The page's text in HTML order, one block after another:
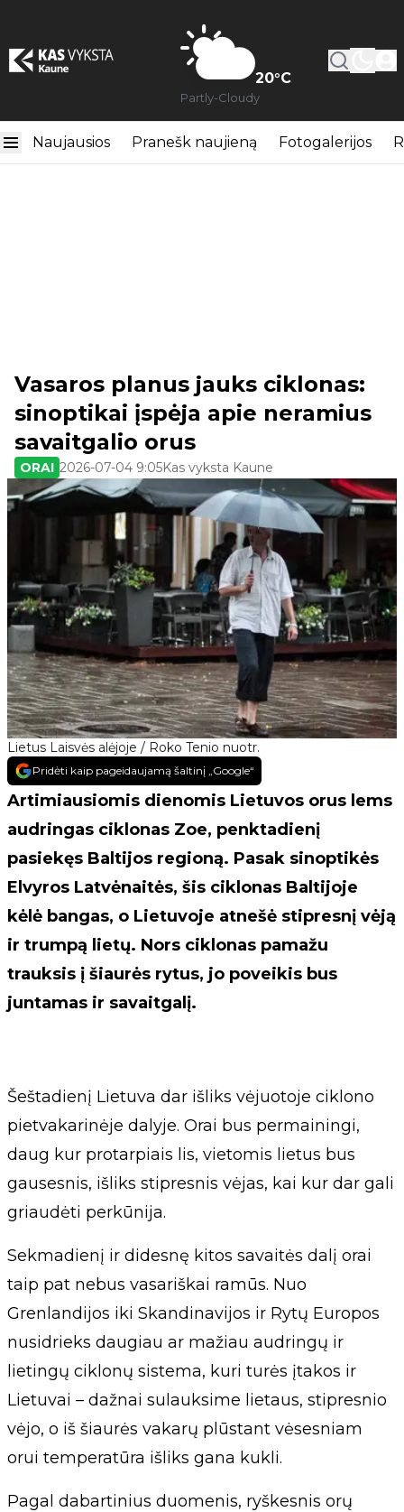
20°C
Partly-Cloudy
Naujausios Pranešk naujieną Fotogalerijos
Lietus Laisvės alėjoje / Roko Tenio nuotr.
Vasaros planus jauks ciklonas:
sinoptikai įspėja apie neramius
savaitgalio orus
ORAI 2026-07-04 9:05Kas vyksta Kaune
Pridėti kaip pageidaujamą šaltinį „Google“
Artimiausiomis dienomis Lietuvos orus lems
audringas ciklonas Zoe, penktadienį
pasiekęs Baltijos regioną. Pasak sinoptikės
Elvyros Latvėnaitės, šis ciklonas Baltijoje
kėlė bangas, o Lietuvoje atnešė stipresnį vėją
ir trumpą lietų. Nors ciklonas pamažu
trauksis į šiaurės rytus, jo poveikis bus
juntamas ir savaitgalį.
Šeštadienį Lietuva dar išliks vėjuotoje ciklono
pietvakarinėje dalyje. Orai bus permainingi,
daug kur protarpiais lis, vietomis lietus bus
gausesnis, išliks stipresnis vėjas, kai kur dar gali
griaudėti perkūnija.
Sekmadienį ir didesnę kitos savaitės dalį orai
taip pat nebus vasariškai ramūs. Nuo
Grenlandijos iki Skandinavijos ir Rytų Europos
nusidrieks daugiau ar mažiau audringų ir
lietingų ciklonų sistema, kuri turės įtakos ir
Lietuvai – dažnai sulauksime lietaus, stipresnio
vėjo, o iš šiaurės vakarų plūstant vėsesniam
orui temperatūra išliks gana kukli.
Pagal dabartinius duomenis, ryškesnis orų